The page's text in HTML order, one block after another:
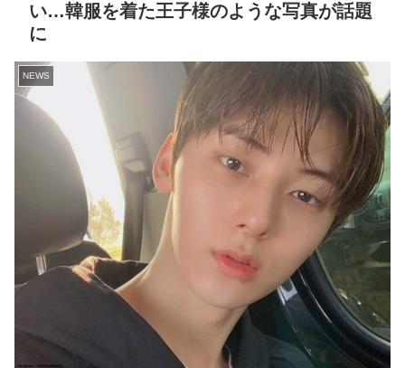
い…韓服を着た王子様のような写真が話題
に
NEWS